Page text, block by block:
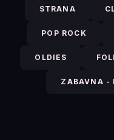
STRANA
POP ROCK
OLDIES
ZABAVNA -